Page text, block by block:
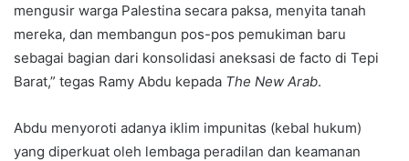
mengusir warga Palestina secara paksa, menyita tanah
mereka, dan membangun pos-pos pemukiman baru
sebagai bagian dari konsolidasi aneksasi de facto di Tepi
Barat,” tegas Ramy Abdu kepada The New Arab.
Abdu menyoroti adanya iklim impunitas (kebal hukum)
yang diperkuat oleh lembaga peradilan dan keamanan